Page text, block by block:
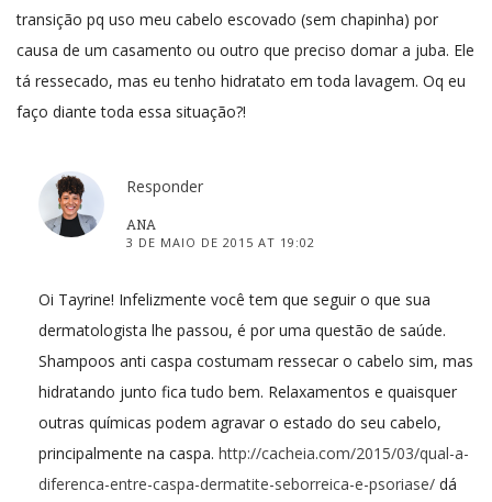
transição pq uso meu cabelo escovado (sem chapinha) por
causa de um casamento ou outro que preciso domar a juba. Ele
tá ressecado, mas eu tenho hidratato em toda lavagem. Oq eu
faço diante toda essa situação?!
Responder
ANA
3 DE MAIO DE 2015 AT 19:02
Oi Tayrine! Infelizmente você tem que seguir o que sua
dermatologista lhe passou, é por uma questão de saúde.
Shampoos anti caspa costumam ressecar o cabelo sim, mas
hidratando junto fica tudo bem. Relaxamentos e quaisquer
outras químicas podem agravar o estado do seu cabelo,
principalmente na caspa. http://cacheia.com/2015/03/qual-a-
diferenca-entre-caspa-dermatite-seborreica-e-psoriase/ dá